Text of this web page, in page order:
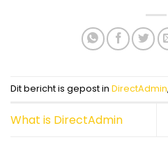
Dit bericht is gepost in DirectAdmin,
What is DirectAdmin